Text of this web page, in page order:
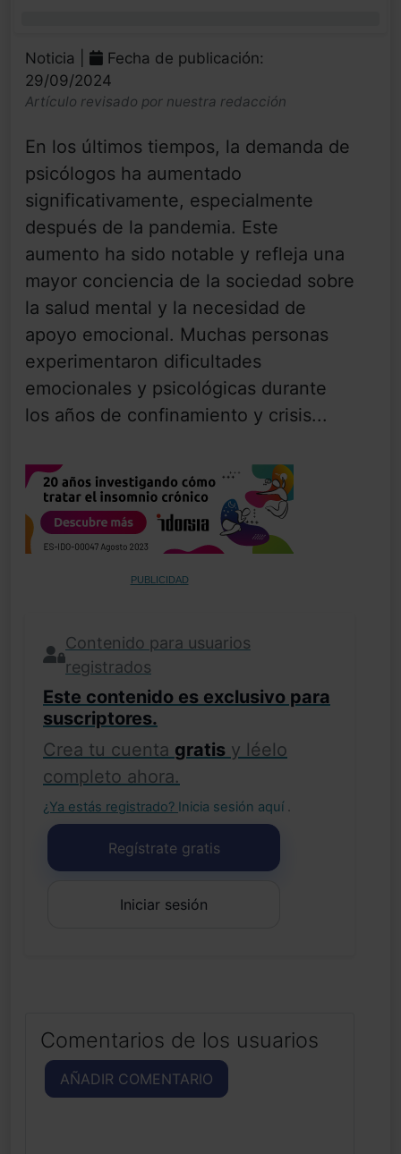
Noticia |
Fecha de publicación:
29/09/2024
Artículo revisado por nuestra redacción
En los últimos tiempos, la demanda de
psicólogos ha aumentado
significativamente, especialmente
después de la pandemia. Este
aumento ha sido notable y refleja una
mayor conciencia de la sociedad sobre
la salud mental y la necesidad de
apoyo emocional. Muchas personas
experimentaron dificultades
emocionales y psicológicas durante
los años de confinamiento y crisis...
PUBLICIDAD
Contenido para usuarios
registrados
Este contenido es exclusivo para
suscriptores.
Crea tu cuenta gratis y léelo
completo ahora.
¿Ya estás registrado? Inicia sesión aquí .
Regístrate gratis
Iniciar sesión
Comentarios de los usuarios
AÑADIR COMENTARIO